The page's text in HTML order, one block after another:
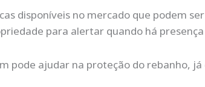
disponíveis no mercado que podem
para alertar quando há
pode ajudar na proteção do rebanho,